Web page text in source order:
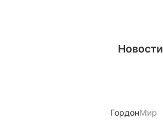
Новости
ГордонМир